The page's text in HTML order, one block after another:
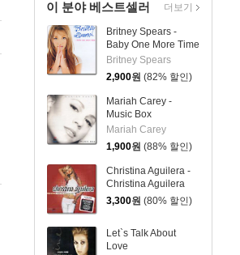
이 분야 베스트셀러
Britney Spears -
Baby One More Time
Britney Spears
2,900원 (82% 할인)
Mariah Carey -
Music Box
Mariah Carey
1,900원 (88% 할인)
Christina Aguilera -
Christina Aguilera
3,300원 (80% 할인)
Let`s Talk About
Love
더보기